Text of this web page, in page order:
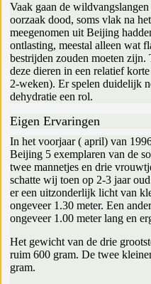
Vaak gaan de
oorzaak dood, soms vlak na
meegenomen uit Beijing
ontlasting, meestal alleen wat
bestrijden zouden moeten zijn.
deze dieren in een relatief
2-weken). Er spelen duidelijk
dehydratie een rol.
Eigen Ervaringen
In het voorjaar ( april) van
Beijing 5 exemplaren van de
twee mannetjes en drie
schatte wij toen op 2-3 jaar
er een uitzonderlijk licht van
ongeveer 1.30 meter. Een
ongeveer 1.00 meter lang en
Het gewicht van de drie
ruim 600 gram. De twee
gram.